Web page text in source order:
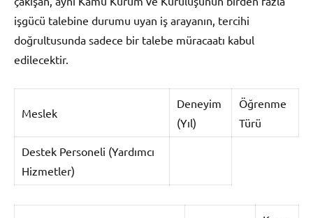
işgücü talebine durumu uyan iş arayanın, tercihi
doğrultusunda sadece bir talebe müracaatı kabul
edilecektir.
Meslek
Deneyim
(Yıl)
Öğrenme
Türü
Destek Personeli (Yardımcı
Hizmetler)